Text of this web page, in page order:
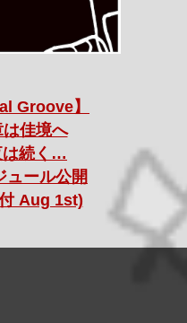
Groove】
佳境へ
は続く…
ュール公開
Aug 1st)